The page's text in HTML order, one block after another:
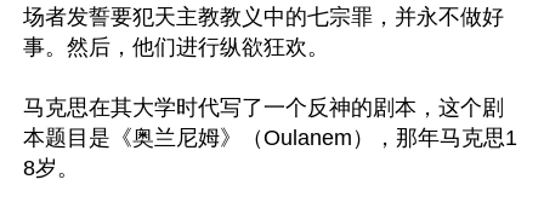
场者发誓要犯天主教教义中的七宗罪，并永不做好
事。然后，他们进行纵欲狂欢。
马克思在其大学时代写了一个反神的剧本，这个剧
本题目是《奥兰尼姆》（Oulanem），那年马克思1
8岁。